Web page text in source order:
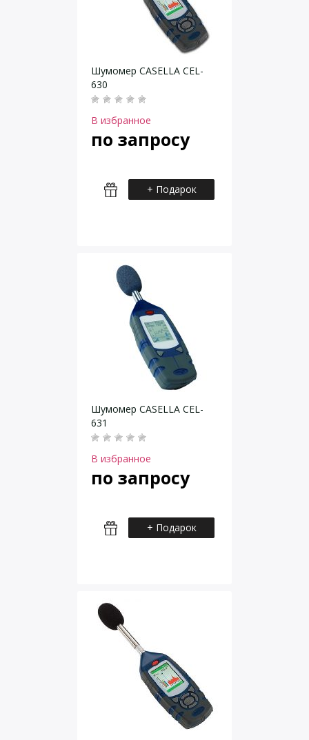
Шумомер CASELLA CEL-
630
В избранное
по запросу
+ Подарок
Шумомер CASELLA CEL-
631
В избранное
по запросу
+ Подарок